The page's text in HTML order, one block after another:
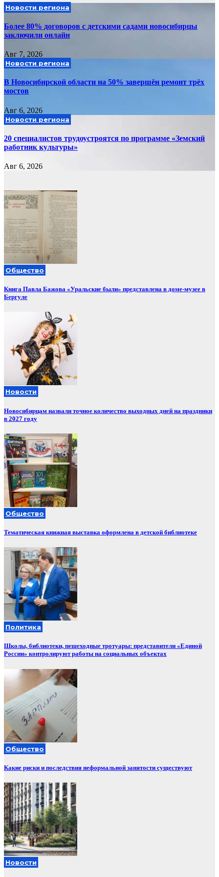
Новости региона
Более 80% договоров с детскими садами новосибирцы
заключили онлайн
Авг 7, 2026
Новости региона
В Новосибирской области на 50% завершён ремонт трёх
мостов
Авг 6, 2026
Новости региона
20 специалистов трудоустроятся по программе «Земский
работник культуры»
Авг 6, 2026
Общество
Книга Павла Бажова «Уральские были» представлена в доме-музее в
Бергуле
Новости
Новосибирцам назвали точное количество выходных дней на праздники
в 2027 году
Общество
Тематическая книжная выставка оформлена в детской библиотеке
Политика
Школы, библиотеки, пешеходные тротуары: представители «Единой
России» контролируют работы на социальных объектах
Общество
Какие риски и последствия неформальной занятости существуют
Новости